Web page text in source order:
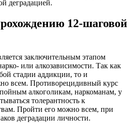
деградацией.
12-шаговой
заключительным этапом
или алкозависимости. Так как
стадии аддикции, то и
всем. Противорецидивный курс
алкоголикам, наркоманам, у
толерантность к
Пройти его можно всем, при
деградации личности.